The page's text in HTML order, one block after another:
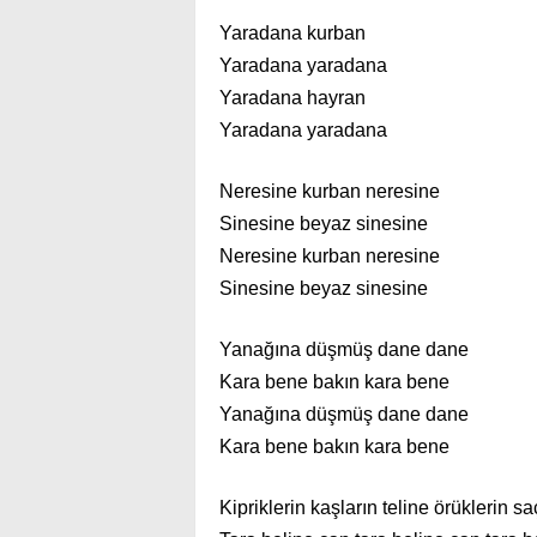
Yaradana kurban
Yaradana yaradana
Yaradana hayran
Yaradana yaradana
Neresine kurban neresine
Sinesine beyaz sinesine
Neresine kurban neresine
Sinesine beyaz sinesine
Yanağına düşmüş dane dane
Kara bene bakın kara bene
Yanağına düşmüş dane dane
Kara bene bakın kara bene
Kipriklerin kaşların teline örüklerin